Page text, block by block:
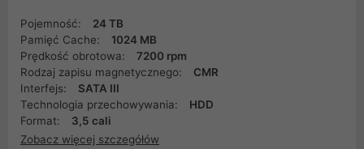
Pojemność:
24 TB
Pamięć Cache:
1024 MB
Prędkość obrotowa:
7200 rpm
Rodzaj zapisu magnetycznego:
CMR
Interfejs:
SATA III
Technologia przechowywania:
HDD
Format:
3,5 cali
Zobacz więcej szczegółów